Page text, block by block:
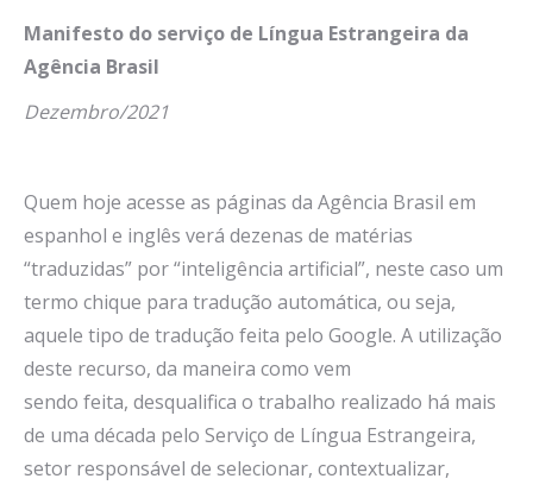
Manifesto do serviço de Língua Estrangeira da
Agência Brasil
Dezembro/2021
Quem hoje acesse as páginas da Agência Brasil em
espanhol e inglês verá dezenas de matérias
“traduzidas” por “inteligência artificial”, neste caso um
termo chique para tradução automática, ou seja,
aquele tipo de tradução feita pelo Google. A utilização
deste recurso, da maneira como vem
sendo feita, desqualifica o trabalho realizado há mais
de uma década pelo Serviço de Língua Estrangeira,
setor responsável de selecionar, contextualizar,